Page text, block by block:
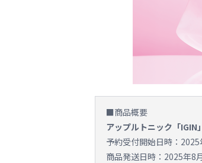
■商品概要
アップルトニック「IGIN」
予約受付開始日時：
商品発送日時：2025年8